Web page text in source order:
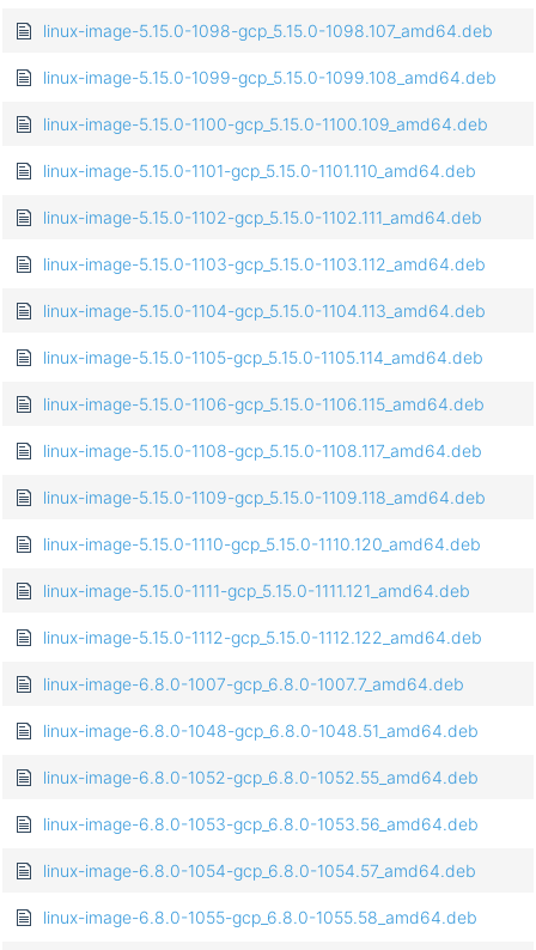
linux-image-5.15.0-1098-gcp_5.15.0-1098.107_amd64.deb
linux-image-5.15.0-1099-gcp_5.15.0-1099.108_amd64.deb
linux-image-5.15.0-1100-gcp_5.15.0-1100.109_amd64.deb
linux-image-5.15.0-1101-gcp_5.15.0-1101.110_amd64.deb
linux-image-5.15.0-1102-gcp_5.15.0-1102.111_amd64.deb
linux-image-5.15.0-1103-gcp_5.15.0-1103.112_amd64.deb
linux-image-5.15.0-1104-gcp_5.15.0-1104.113_amd64.deb
linux-image-5.15.0-1105-gcp_5.15.0-1105.114_amd64.deb
linux-image-5.15.0-1106-gcp_5.15.0-1106.115_amd64.deb
linux-image-5.15.0-1108-gcp_5.15.0-1108.117_amd64.deb
linux-image-5.15.0-1109-gcp_5.15.0-1109.118_amd64.deb
linux-image-5.15.0-1110-gcp_5.15.0-1110.120_amd64.deb
linux-image-5.15.0-1111-gcp_5.15.0-1111.121_amd64.deb
linux-image-5.15.0-1112-gcp_5.15.0-1112.122_amd64.deb
linux-image-6.8.0-1007-gcp_6.8.0-1007.7_amd64.deb
linux-image-6.8.0-1048-gcp_6.8.0-1048.51_amd64.deb
linux-image-6.8.0-1052-gcp_6.8.0-1052.55_amd64.deb
linux-image-6.8.0-1053-gcp_6.8.0-1053.56_amd64.deb
linux-image-6.8.0-1054-gcp_6.8.0-1054.57_amd64.deb
linux-image-6.8.0-1055-gcp_6.8.0-1055.58_amd64.deb